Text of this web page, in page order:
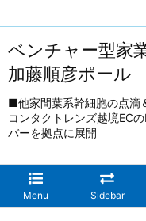
ベンチャー型家
加藤順彦ポール
■他家間葉系幹細胞の点滴
コンタクトレンズ越境EC
バーを拠点に展開
Menu Sidebar